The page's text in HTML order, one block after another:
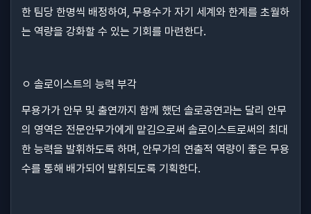
한 팀당 한명씩 배정하여, 무용수가 자기 세계와 한계를 초월하
는 역량을 강화할 수 있는 기회를 마련한다.
ㅇ 솔로이스트의 능력 부각
무용가가 안무 및 출연까지 함께 했던 솔로공연과는 달리 안무
의 영역은 전문안무가에게 맡김으로써 솔로이스트로써의 최대
한 능력을 발휘하도록 하며, 안무가의 연출적 역량이 좋은 무용
수를 통해 배가되어 발휘되도록 기획한다.